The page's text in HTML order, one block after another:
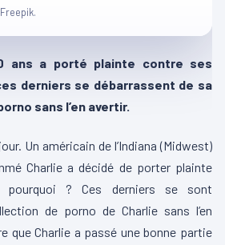
ans a porté plainte contre ses
derniers se débarrassent de sa
sans l’en avertir.
Un américain de l’Indiana (Midwest)
Charlie a décidé de porter plainte
pourquoi ? Ces derniers se sont
de porno de Charlie sans l’en
que Charlie a passé une bonne partie